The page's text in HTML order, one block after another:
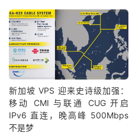
新加坡 VPS 迎来史诗级加强：
移动 CMI 与联通 CUG 开启
IPv6 直连，晚高峰 500Mbps
不是梦